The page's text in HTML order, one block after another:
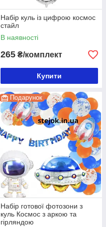
Набір куль із цифрою космос
стайл
В наявності
265 ₴/комплект
Купити
Подарунок
Набір готової фотозони з
куль Космос з аркою та
гірляндою